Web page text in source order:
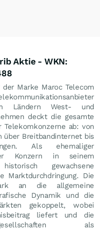
Aktie - WKN:
Marke Maroc Telecom
Ländern West- und
deckt die gesamte
Telekomkonzerne ab: von
über Breitbandinternet bis
Als ehemaliger
Konzern in seinem
gewachsene
Marktdurchdringung. Die
an die allgemeine
Dynamik und die
gekoppelt, wobei
liefert und die
als